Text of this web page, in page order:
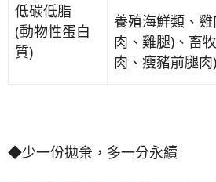
低碳低脂
(動物性蛋白
質)
養殖海鮮類、
肉、雞腿)、畜
肉、瘦豬前腿肉)
◆少一份拋棄，多一分永續